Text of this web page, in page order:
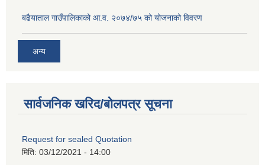
बढैयाताल गाउँपालिकाको आ.व. २०७४/७५ को योजनाको विवरण
अन्य
सार्वजनिक खरिद/बोलपत्र सूचना
Request for sealed Quotation
मिति: 03/12/2021 - 14:00